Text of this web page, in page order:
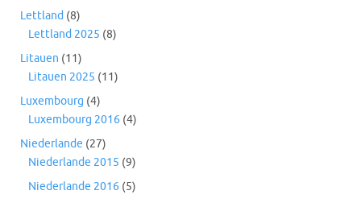
Lettland (8)
Lettland 2025 (8)
Litauen (11)
Litauen 2025 (11)
Luxembourg (4)
Luxembourg 2016 (4)
Niederlande (27)
Niederlande 2015 (9)
Niederlande 2016 (5)